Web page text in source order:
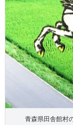
青森県田舎館村